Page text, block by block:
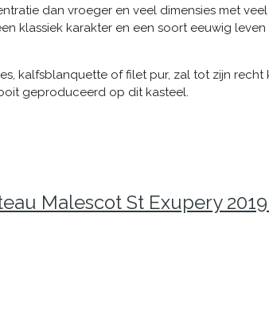
dan vroeger en veel dimensies met
klassiek karakter en een soort eeuwig
kalfsblanquette of filet pur, zal tot zijn
geproduceerd op dit kasteel.
Malescot St Exupery